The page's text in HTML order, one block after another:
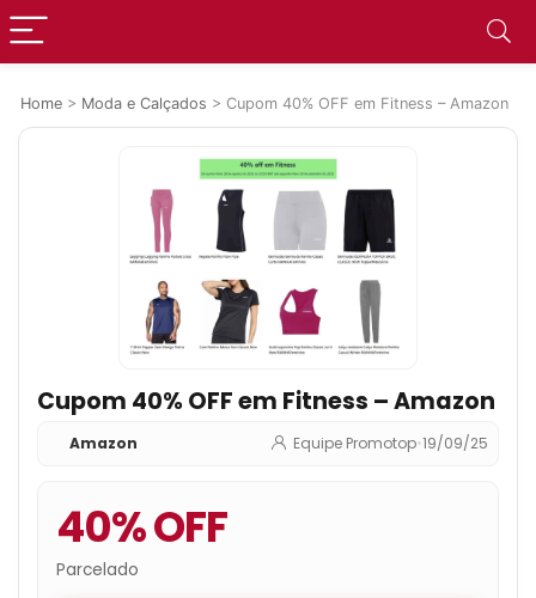
Home > Moda e Calçados > Cupom 40% OFF em Fitness – Amazon
Cupom 40% OFF em Fitness – Amazon
Amazon Equipe Promotop•19/09/25
40% OFF
Parcelado